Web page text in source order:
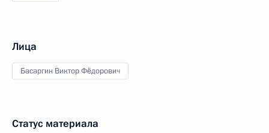
Лица
Басаргин Виктор Фёдорович
Статус материала